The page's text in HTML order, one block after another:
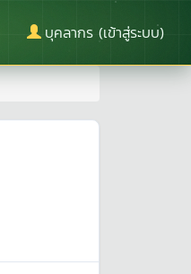
บุคลากร (เข้าสู่ระบบ)